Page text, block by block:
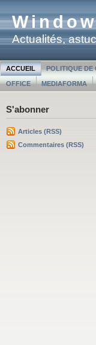
Actualités,
ACCUEIL POLITIQUE DE
OFFICE MEDIAFORMA
S'abonner
Articles (RSS)
Commentaires (RSS)